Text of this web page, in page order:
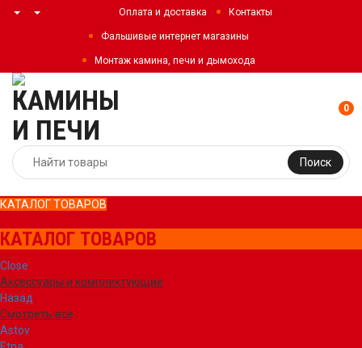
Оплата и доставка Контакты
Фальшивые интернет магазины
Монтаж камина, печи и дымохода
Поиск
0
КАТАЛОГ ТОВАРОВ
КАТАЛОГ ТОВАРОВ
Close
Аксессуары и комплектующие
Назад
Смотреть все
Astov